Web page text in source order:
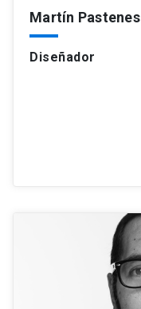
Martín Pastenes
Diseñador